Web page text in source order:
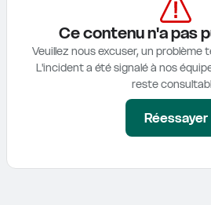
Ce contenu n'a pas
Veuillez nous excuser, un problème
L'incident a été signalé à nos
reste
Réessayer